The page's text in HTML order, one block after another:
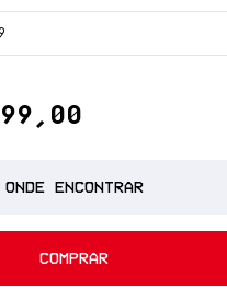
ONDE ENCONTRAR
COMPRAR